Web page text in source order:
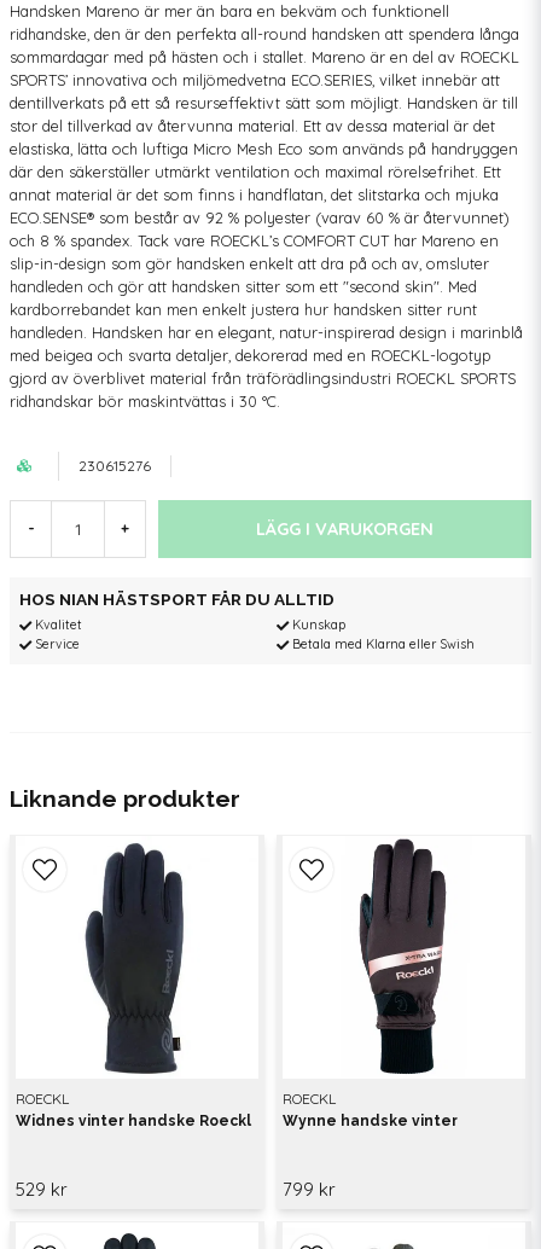
Handsken Mareno är mer än bara en bekväm och funktionell
ridhandske, den är den perfekta all-round handsken att spendera långa
sommardagar med på hästen och i stallet. Mareno är en del av ROECKL
SPORTS’ innovativa och miljömedvetna ECO.SERIES, vilket innebär att
dentillverkats på ett så resurseffektivt sätt som möjligt. Handsken är till
stor del tillverkad av återvunna material. Ett av dessa material är det
elastiska, lätta och luftiga Micro Mesh Eco som används på handryggen
där den säkerställer utmärkt ventilation och maximal rörelsefrihet. Ett
annat material är det som finns i handflatan, det slitstarka och mjuka
ECO.SENSE® som består av 92 % polyester (varav 60 % är återvunnet)
och 8 % spandex. Tack vare ROECKL’s COMFORT CUT har Mareno en
slip-in-design som gör handsken enkelt att dra på och av, omsluter
handleden och gör att handsken sitter som ett "second skin". Med
kardborrebandet kan men enkelt justera hur handsken sitter runt
handleden. Handsken har en elegant, natur-inspirerad design i marinblå
med beigea och svarta detaljer, dekorerad med en ROECKL-logotyp
gjord av överblivet material från träförädlingsindustri ROECKL SPORTS
ridhandskar bör maskintvättas i 30 °C.
230615276
- + LÄGG I VARUKORGEN
HOS NIAN HÄSTSPORT FÅR DU ALLTID
Kvalitet
Service
Kunskap
Betala med Klarna eller Swish
Liknande produkter
ROECKL
Widnes vinter handske Roeckl
529 kr
ROECKL
Wynne handske vinter
799 kr